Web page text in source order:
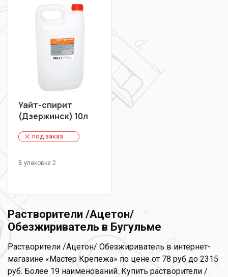
Уайт-спирит
(Дзержинск) 10л
под заказ
В упаковке 2
Растворители /Ацетон/
Обезжириватель в Бугульме
Растворители /Ацетон/ Обезжириватель в интернет-
магазине «Мастер Крепежа» по цене от 78 руб до 2315
руб. Более 19 наименований. Купить растворители /